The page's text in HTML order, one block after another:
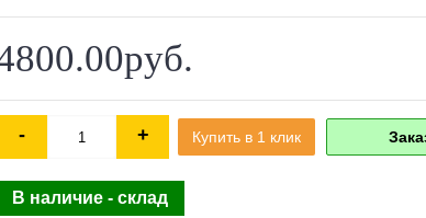
- + Купить в 1 клик
В наличие - склад